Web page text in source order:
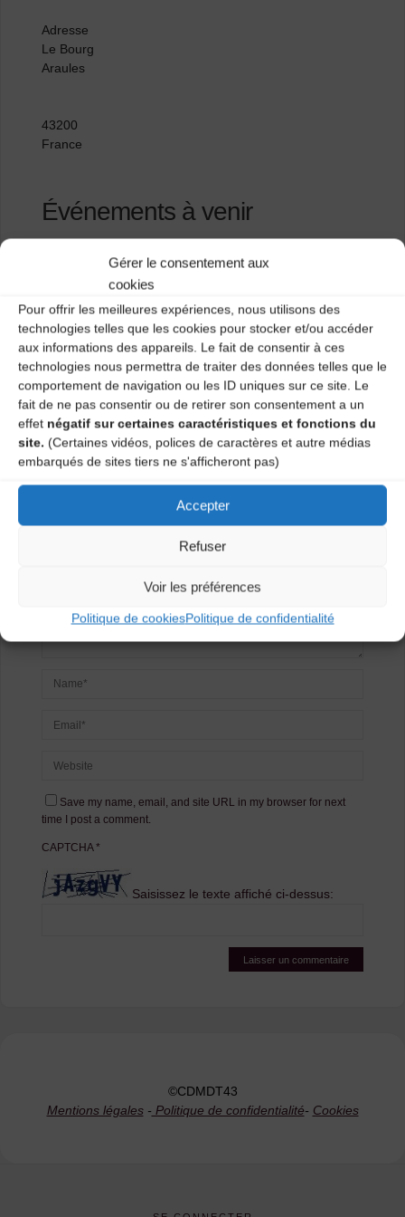
Gérer le consentement aux
cookies
Pour offrir les meilleures expériences, nous utilisons des
technologies telles que les cookies pour stocker et/ou accéder
aux informations des appareils. Le fait de consentir à ces
technologies nous permettra de traiter des données telles que le
comportement de navigation ou les ID uniques sur ce site. Le
fait de ne pas consentir ou de retirer son consentement a un
effet négatif sur certaines caractéristiques et fonctions du
site. (Certaines vidéos, polices de caractères et autre médias
embarqués de sites tiers ne s'afficheront pas)
Accepter
Refuser
Voir les préférences
Politique de cookiesPolitique de confidentialité
Adresse
Le Bourg
Araules
43200
France
Événements à venir
<li>Aucun événement à cet emplacement</li>
Cin’étoiles
Laisser un
commentaire
obligatoires sont indiqués avec*
Save my name, email, and site URL in my browser for next
time I post a comment.
CAPTCHA*
Saisissez le texte affiché ci-dessus:
©CDMDT43
Mentions légales- Politique de confidentialité- Cookies